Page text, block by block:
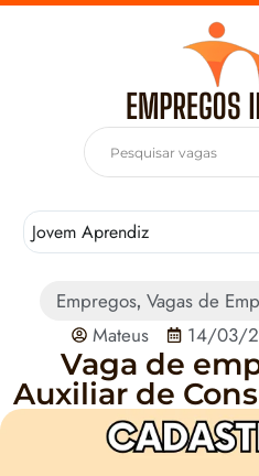
Jovem Aprendiz
Empregos,Vagas de
Mateus
14/03/
Vaga de
Auxiliar de